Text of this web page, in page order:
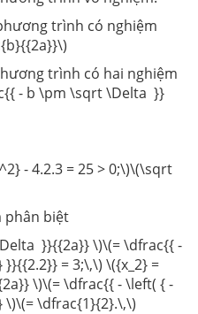
trình có nghiệm
trình có hai nghiệm
- b \pm \sqrt \Delta }}
- 4.2.3 = 25 > 0;\)\(\sqrt
phân biệt
}}{{2a}} \)\(= \dfrac{{ -
= 3;\,\) \({x_2} =
\)\(= \dfrac{{ - \left( { -
\)\(= \dfrac{1}{2}.\,\)